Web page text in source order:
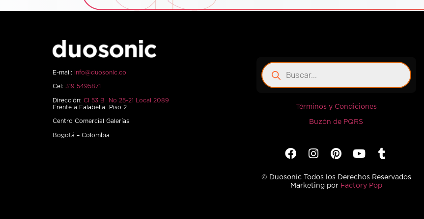
E-mail: info@duosonic.co
Cel: 319 5495871
Dirección: Cl 53 B No 25-21 Local 2089
Frente a Falabella Piso 2
Centro Comercial Galerías
Bogotá – Colombia
Términos y Condiciones
Buzón de PQRS
© Duosonic Todos los Derechos Reservados
Marketing por Factory Pop